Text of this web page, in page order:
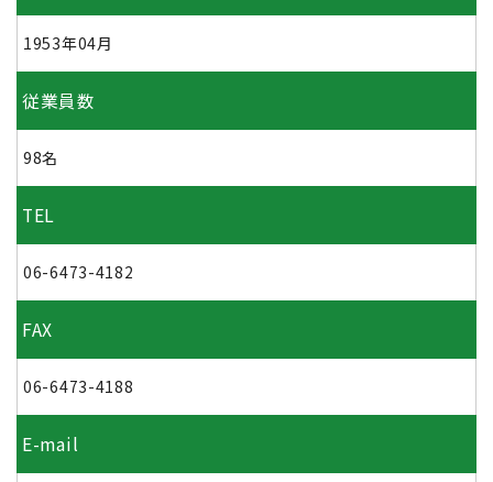
1953年04月
従業員数
98名
TEL
06-6473-4182
FAX
06-6473-4188
E-mail